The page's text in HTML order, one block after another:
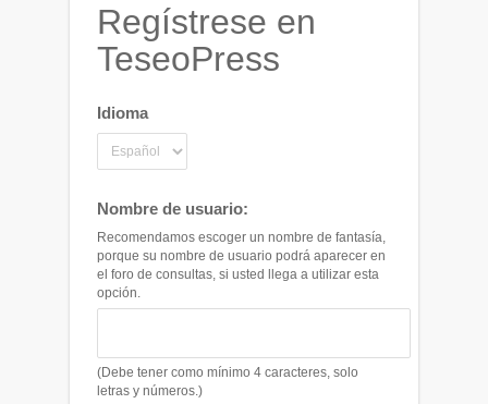
Regístrese en
TeseoPress
Idioma
Nombre de usuario:
Recomendamos escoger un nombre de fantasía,
porque su nombre de usuario podrá aparecer en
el foro de consultas, si usted llega a utilizar esta
opción.
(Debe tener como mínimo 4 caracteres, solo
letras y números.)